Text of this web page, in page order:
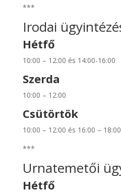
***
Irodai
Hétfő
10:00 – 12:00 és 14:00-16:00
Szerda
10:00 – 12:00
Csütörtök
10:00 – 12:00 és 16:00 – 18:00
***
Urnatemetői
Hétfő